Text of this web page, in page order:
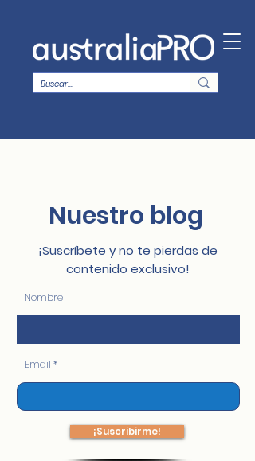
Nuestro blog
¡Suscríbete y no te pierdas de
contenido exclusivo!
Nombre
Email
¡Suscribirme!